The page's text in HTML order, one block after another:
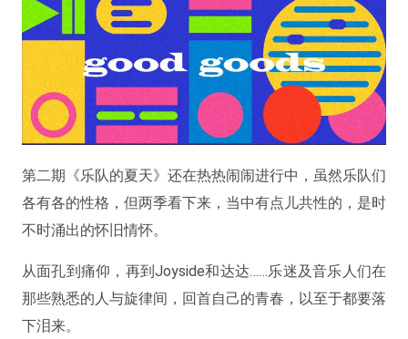
第二期《乐队的夏天》还在热热闹闹进行中，虽然乐队们
各有各的性格，但两季看下来，当中有点儿共性的，是时
不时涌出的怀旧情怀。
从面孔到痛仰，再到Joyside和达达……乐迷及音乐人们在
那些熟悉的人与旋律间，回首自己的青春，以至于都要落
下泪来。